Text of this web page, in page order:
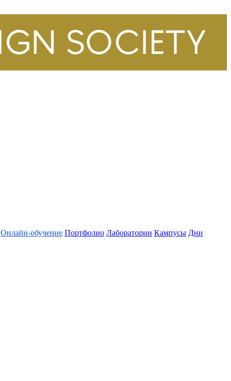
Онлайн-обучение Портфолио Лаборатории Кампусы Дни